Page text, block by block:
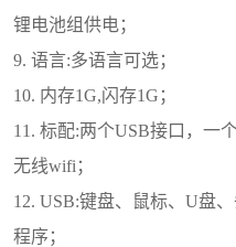
锂电池组供电；
9. 语言:多语言可选；
10. 内存1G,闪存1G；
11. 标配:两个USB接口，一
无线wifi；
12. USB:键盘、鼠标、U盘
程序；